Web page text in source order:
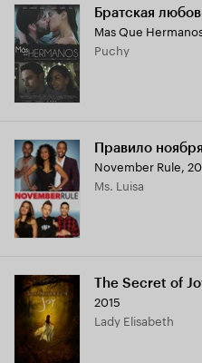
Братская
Mas Que
Puchy
Правило ноября
November Rule,
Ms. Luisa
The Secret of
2015
Lady Elisabeth